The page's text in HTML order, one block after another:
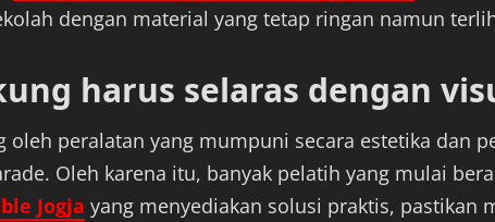
dengan material yang tetap ringan namun
harus selaras dengan
peralatan yang mumpuni secara estetika dan
Oleh karena itu, banyak pelatih yang mulai
Jogja yang menyediakan solusi praktis,